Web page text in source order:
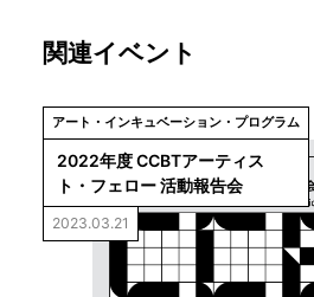
関連イベント
アート・インキュベーション・プログラム
2022年度 CCBTアーティス
ト・フェロー 活動報告会
2023.03.21